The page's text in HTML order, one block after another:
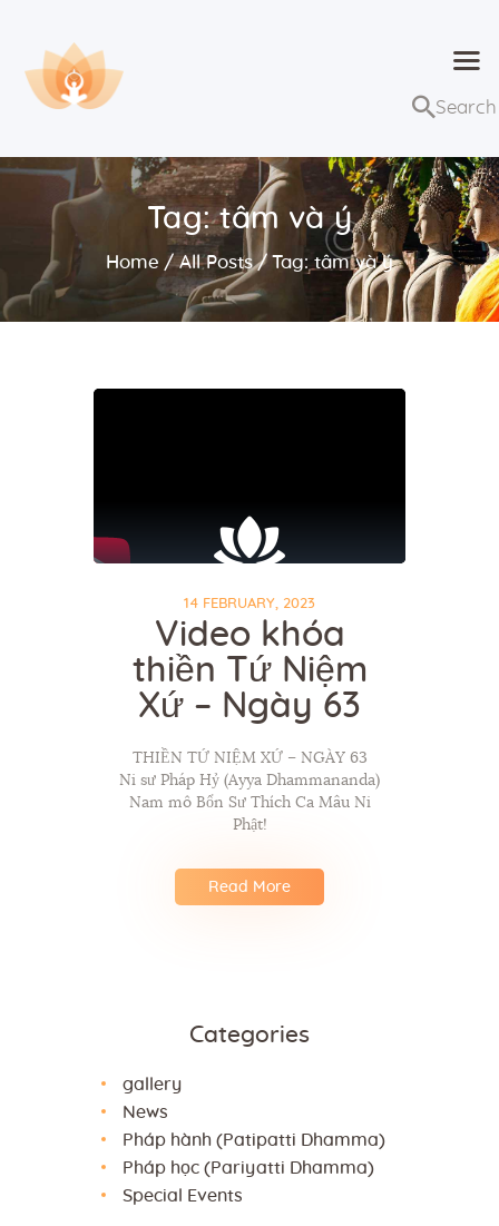
Tag: tâm và ý
Home All Posts Tag: tâm và ý
Trang chủ
Bài giảng
Lớp học và sự kiện
Về Dhammaduta
14 FEBRUARY, 2023
Video khóa
thiền Tứ Niệm
Xứ – Ngày 63
THIỀN TỨ NIỆM XỨ – NGÀY 63
Ni sư Pháp Hỷ (Ayya Dhammananda)
Nam mô Bổn Sư Thích Ca Mâu Ni
Phật!
Read More
Categories
gallery
News
Pháp hành (Patipatti Dhamma)
Pháp học (Pariyatti Dhamma)
Special Events